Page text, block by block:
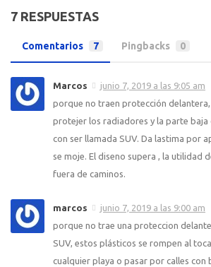
7 RESPUESTAS
Comentarios 7 Pingbacks 0
Marcos
junio 7, 2019 a las 9:05 am
porque no traen protección delantera,
protejer los radiadores y la parte baja
con ser llamada SUV. Da lastima por
se moje. El diseno supera , la utilidad
fuera de caminos.
marcos
junio 7, 2019 a las 9:00 am
porque no trae una proteccion
SUV, estos plásticos se rompen al
cualquier playa o pasar por calles con